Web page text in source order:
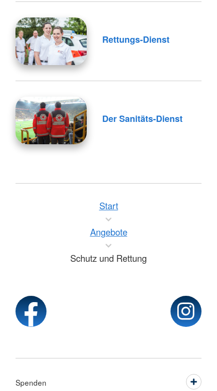
Rettungs-Dienst
Der Sanitäts-Dienst
Start
Angebote
Schutz und Rettung
Spenden